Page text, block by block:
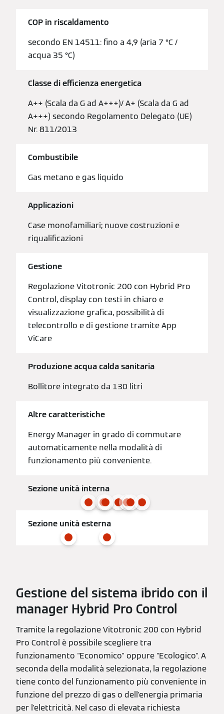
COP in riscaldamento
secondo EN 14511: fino a 4,9 (aria 7 °C /
acqua 35 °C)
Classe di efficienza energetica
A++ (Scala da G ad A+++)/ A+ (Scala da G ad
A+++) secondo Regolamento Delegato (UE)
Nr. 811/2013
Combustibile
Gas metano e gas liquido
Applicazioni
Case monofamiliari; nuove costruzioni e
riqualificazioni
Gestione
Regolazione Vitotronic 200 con Hybrid Pro
Control, display con testi in chiaro e
visualizzazione grafica, possibilità di
telecontrollo e di gestione tramite App
ViCare
Produzione acqua calda sanitaria
Bollitore integrato da 130 litri
Altre caratteristiche
Energy Manager in grado di commutare
automaticamente nella modalità di
funzionamento più conveniente.
Sezione unità interna
Sezione unità esterna
Gestione del sistema ibrido con il
manager Hybrid Pro Control
Tramite la regolazione Vitotronic 200 con Hybrid
Pro Control è possibile scegliere tra
funzionamento "Economico" oppure "Ecologico". A
seconda della modalità selezionata, la regolazione
tiene conto del funzionamento più conveniente in
funzione del prezzo di gas o dell'energia primaria
per l'elettricità. Nel caso di elevata richiesta